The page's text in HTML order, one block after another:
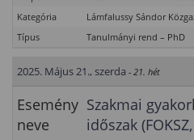
Kategória
Lámfalussy Sándor
Típus
Tanulmányi rend – PhD
2025. Május 21., szerda - 21. hét
Esemény
neve
Szakmai
időszak